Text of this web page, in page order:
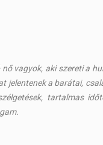
vagyok, aki szereti a
jelentenek a barátai,
tartalmas